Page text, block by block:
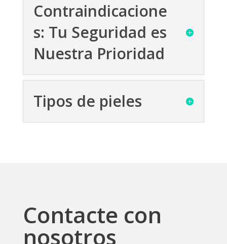
Contraindicacione
s: Tu Seguridad es
Nuestra Prioridad
Tipos de pieles
Contacte con
nosotros